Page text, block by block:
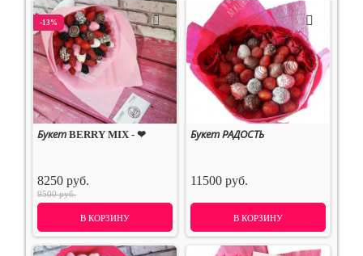
-13%
Букет BERRY MIX - ❤
8250 руб.
9500 руб.
В КОРЗИНУ
Букет РАДОСТЬ
11500 руб.
В КОРЗИНУ